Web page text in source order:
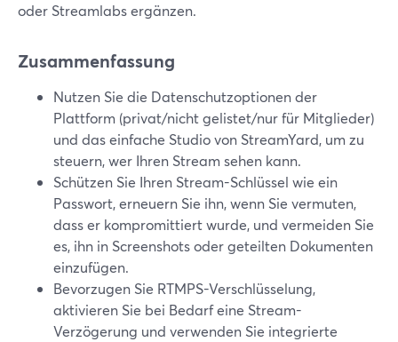
oder Streamlabs ergänzen.
Zusammenfassung
Nutzen Sie die Datenschutzoptionen der
Plattform (privat/nicht gelistet/nur für Mitglieder)
und das einfache Studio von StreamYard, um zu
steuern, wer Ihren Stream sehen kann.
Schützen Sie Ihren Stream-Schlüssel wie ein
Passwort, erneuern Sie ihn, wenn Sie vermuten,
dass er kompromittiert wurde, und vermeiden Sie
es, ihn in Screenshots oder geteilten Dokumenten
einzufügen.
Bevorzugen Sie RTMPS-Verschlüsselung,
aktivieren Sie bei Bedarf eine Stream-
Verzögerung und verwenden Sie integrierte